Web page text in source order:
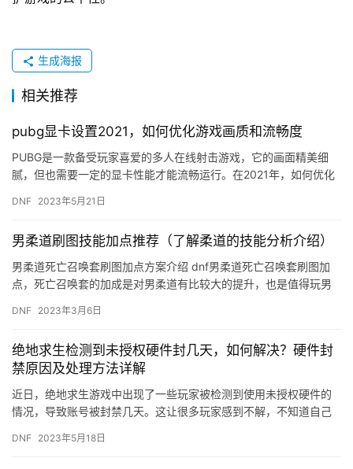
生成海报
相关推荐
pubg显卡设置2021，如何优化游戏画质和流畅度
PUBG是一款备受玩家喜爱的多人在线射击游戏，它的画面精美细
腻，但也需要一定的显卡性能才能流畅运行。在2021年，如何优化
DNF 2023年5月21日
男柔道刷图技能加点推荐（了解柔道的技能分析介绍）
男柔道死亡召唤套刷图加点方案介绍 dnf男柔道死亡召唤套刷图加
点，死亡召唤套的加成是对男柔道有比较大的提升，也是值得玩男
道…
DNF 2023年3月6日
绝地求生检测到未授权硬件封几天，如何解决？硬件封
禁原因及处理方法详解
近日，绝地求生游戏中出现了一些玩家被检测到使用未授权硬件的
情况，导致账号被封禁几天。这让很多玩家感到不解，不知道自己
就让我…
DNF 2023年5月18日